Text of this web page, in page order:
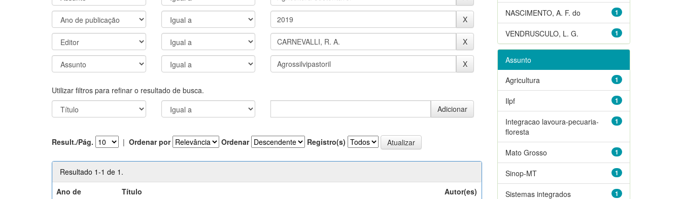
Utilizar filtros para refinar o resultado de busca.
Result./Pág. | Ordenar por Ordenar Registro(s)
Resultado 1-1 de 1.
Ano de
Título Autor(es)
1
NASCIMENTO, A. F. do
1
VENDRUSCULO, L. G.
Assunto
1
Agricultura
1
Ilpf
1
Integracao lavoura-pecuaria-
floresta
1
Mato Grosso
1
Sinop-MT
1
Sistemas integrados